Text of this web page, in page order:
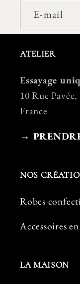
E-mail
ATELIER
Essayage
10 Rue
France
→
NOS
Robes
Accessoires
LA MAISON